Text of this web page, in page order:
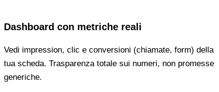
Dashboard con metriche reali
Vedi impression, clic e conversioni (chiamate, form) della
tua scheda. Trasparenza totale sui numeri, non promesse
generiche.